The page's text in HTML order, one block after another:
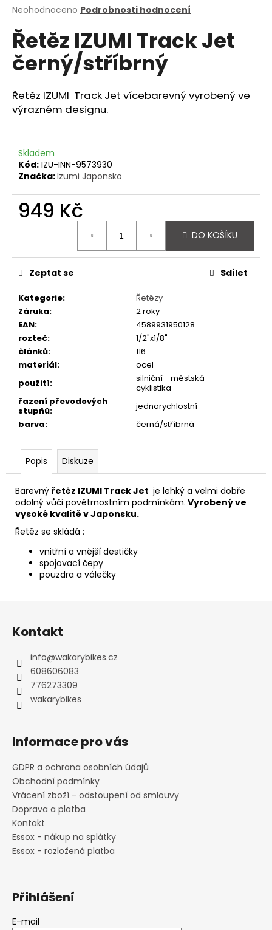
Průměrné
produktu
je
0,0
z
hvězdiček.
Neohodnoceno Podrobnosti hodnocení
Řetěz IZUMI Track Jet
černý/stříbrný
Řetěz IZUMI Track Jet vícebarevný vyrobený ve
výrazném designu.
Skladem
Kód: IZU-INN-9573930
Značka:Izumi Japonsko
949 Kč
DO KOŠÍKU
Kategorie:
Řetězy
Záruka:
2 roky
EAN:
4589931950128
rozteč:
1/2"x1/8"
článků:
116
materiál:
ocel
použití:
silniční - městská
cyklistika
řazení převodových
stupňů:
jednorychlostní
barva: černá/stříbrná
Zeptat se Sdílet
Popis Diskuze
Barevný řetěz IZUMI Track Jet je lehký a velmi dobře
odolný vůči povětrnostním podmínkám. Vyrobený ve
vysoké kvalitě v Japonsku.
Řetěz se skládá :
vnitřní a vnější destičky
spojovací čepy
pouzdra a válečky
a
j
í
t
D
o
p
u
č
e
m
e
PRUŽINOVÉ
SEDLO
MONTE
GRAPPA
07F
ČERNÉ
Z
Kontakt
info@wakarybikes.cz
608606083
776273309
wakarybikes
Informace pro vás
GDPR a ochrana osobních údajů
Obchodní podmínky
Vrácení zboží - odstoupení od smlouvy
Doprava a platba
Kontakt
Essox - nákup na splátky
Essox - rozložená platba
Přihlášení
E-mail